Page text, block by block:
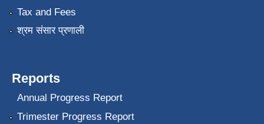
Tax and Fees
श्रम संसार प्रणाली
Reports
Annual Progress Report
Trimester Progress Report